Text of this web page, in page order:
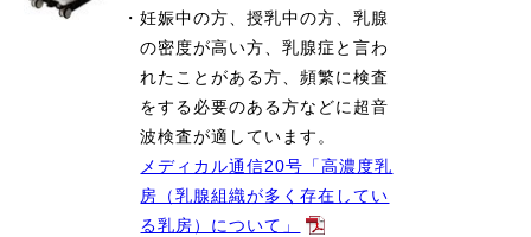
・妊娠中の方、授乳中の方、乳腺
の密度が高い方、乳腺症と言わ
れたことがある方、頻繁に検査
をする必要のある方などに超音
波検査が適しています。
メディカル通信20号「高濃度乳
房（乳腺組織が多く存在してい
る乳房）について」